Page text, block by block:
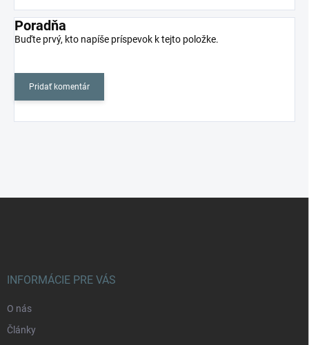
Poradňa
Buďte prvý, kto napíše príspevok k tejto položke.
Pridať komentár
INFORMÁCIE PRE VÁS
O nás
Články